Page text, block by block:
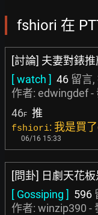
fshiori 在
[討論] 夫妻對錶推
[ watch ] 46 留言,
作者: edwingdef-
46F 推
fshiori: 我是買
06/16 15:33
[問卦] 日劇天花
[ Gossiping ] 596
作者: winzip390 -